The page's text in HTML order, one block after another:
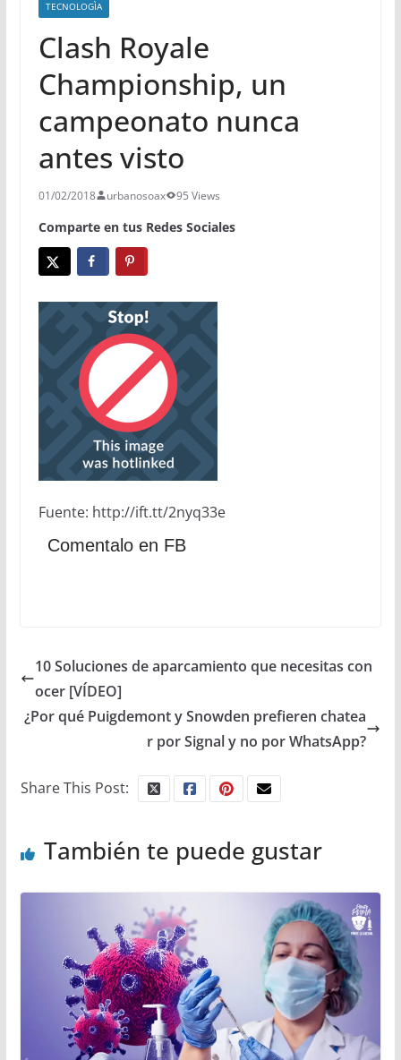
TECNOLOGÌA
Clash Royale
Championship, un
campeonato nunca
antes visto
01/02/2018 urbanosoax 95 Views
Comparte en tus Redes Sociales
Fuente: http://ift.tt/2nyq33e
Comentalo en FB
10 Soluciones de aparcamiento que necesitas con
ocer [VÍDEO]
¿Por qué Puigdemont y Snowden prefieren chatea
r por Signal y no por WhatsApp?
Share This Post:
También te puede gustar